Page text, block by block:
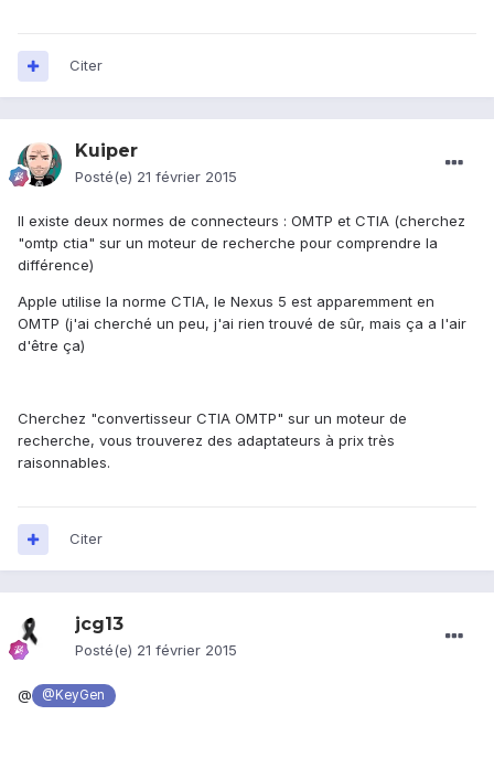
Citer
Kuiper
Posté(e) 21 février 2015
Il existe deux normes de connecteurs : OMTP et CTIA (cherchez
"omtp ctia" sur un moteur de recherche pour comprendre la
différence)
Apple utilise la norme CTIA, le Nexus 5 est apparemment en
OMTP (j'ai cherché un peu, j'ai rien trouvé de sûr, mais ça a l'air
d'être ça)
Cherchez "convertisseur CTIA OMTP" sur un moteur de
recherche, vous trouverez des adaptateurs à prix très
raisonnables.
Citer
jcg13
Posté(e) 21 février 2015
@ @KeyGen